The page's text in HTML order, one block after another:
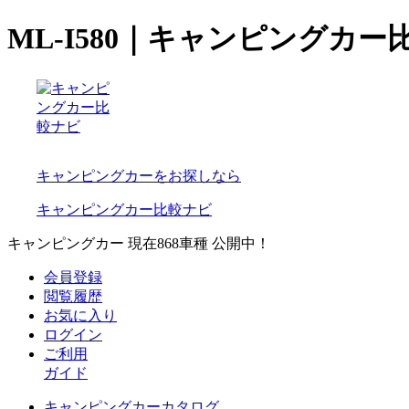
ML-I580｜キャンピングカー
キャンピングカーをお探しなら
キャンピングカー比較ナビ
キャンピングカー 現在868車種 公開中！
会員登録
閲覧履歴
お気に入り
ログイン
ご利用
ガイド